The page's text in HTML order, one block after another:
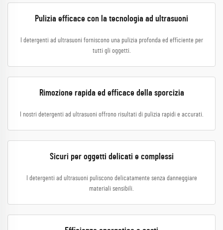
Pulizia efficace con la tecnologia ad ultrasuoni
I detergenti ad ultrasuoni forniscono una pulizia profonda ed efficiente per
tutti gli oggetti.
Rimozione rapida ed efficace della sporcizia
I nostri detergenti ad ultrasuoni offrono risultati di pulizia rapidi e accurati.
Sicuri per oggetti delicati e complessi
I detergenti ad ultrasuoni puliscono delicatamente senza danneggiare
materiali sensibili.